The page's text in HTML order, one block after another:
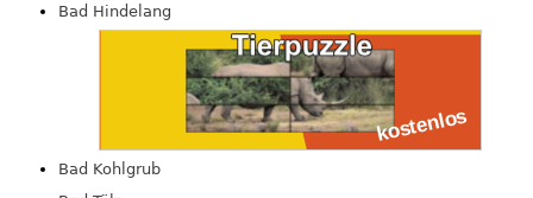
Bad Hindelang
Bad Kohlgrub